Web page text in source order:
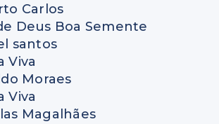
Carlos
Deus Boa Semente
santos
Viva
Moraes
Viva
Magalhães